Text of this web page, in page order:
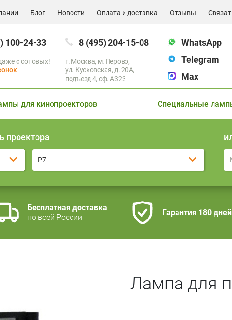
Блог Новости Оплата и доставка Отзывы
100-24-33
с сотовых!
8 (495) 204-15-08
г. Москва, м. Перово,
ул. Кусковская, д. 20А,
подъезд 4, оф. A323
WhatsApp
Telegram
Max
для кинопроекторов Специальные
проектора
P7
Бесплатная доставка
по всей России
Гарантия 180 дней
Лампа для